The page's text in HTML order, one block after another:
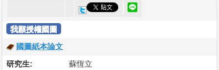
我願授權國圖
國圖紙本論文
研究生: 蘇恆立